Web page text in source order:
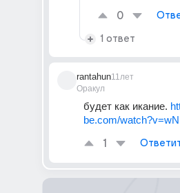
0
1 ответ
rantahun
Оракул
11лет
будет как икание.
be.com/
1